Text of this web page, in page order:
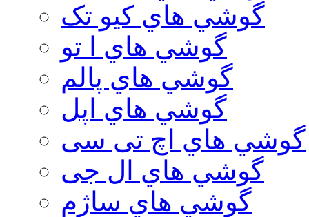
گوشي هاي کیو تک
گوشي هاي ا تو
گوشي هاي پالم
گوشي هاي اپل
گوشي هاي اچ تی سی
گوشي هاي ال جی
گوشي هاي ساژم